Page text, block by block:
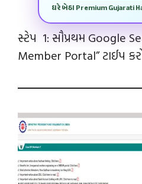
ઘરે બેઠા Premium Gujarati
સ્ટેપ 1: સૌપ્રથમ Google
Member Portal” ટાઈપ